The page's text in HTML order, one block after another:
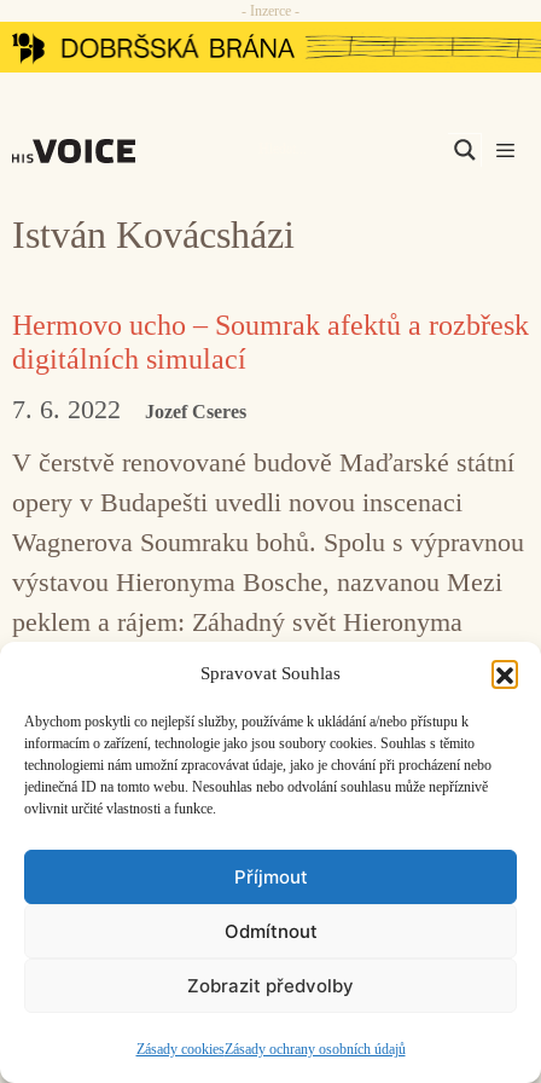
Spravovat Souhlas
Abychom poskytli co nejlepší služby, používáme k ukládání a/nebo přístupu k
informacím o zařízení, technologie jako jsou soubory cookies. Souhlas s těmito
technologiemi nám umožní zpracovávat údaje, jako je chování při procházení nebo
jedinečná ID na tomto webu. Nesouhlas nebo odvolání souhlasu může nepříznivě
ovlivnit určité vlastnosti a funkce.
Příjmout
Odmítnout
Zobrazit předvolby
Zásady cookiesZásady ochrany osobních údajů
Přeskočit
na
- Inzerce -
István Kovácsházi
Hermovo ucho – Soumrak afektů a rozbřesk
digitálních simulací
7. 6. 2022 Jozef Cseres
V čerstvě renovované budově Maďarské státní
opery v Budapešti uvedli novou inscenaci
Wagnerova Soumraku bohů. Spolu s výpravnou
výstavou Hieronyma Bosche, nazvanou Mezi
peklem a rájem: Záhadný svět Hieronyma
Bosche, v tamějším Muzeu krásných umění to
na té nejvyšší úrovni.
ČASOPIS O JINÉ HUDBĚ | vydáváHudební informační středisko
©2026 HISvoice – design a admin
Atelier Dokument